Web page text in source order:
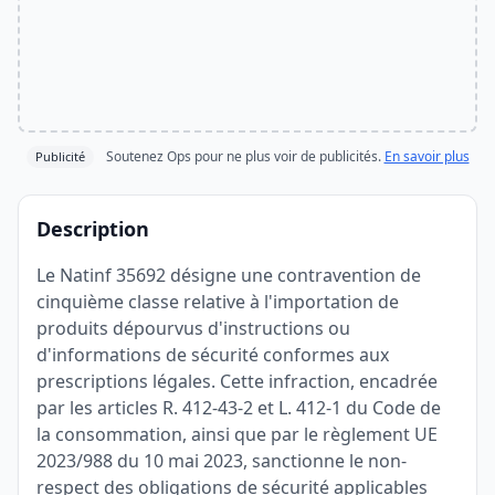
Publicité Soutenez Ops pour ne plus voir de publicités. En savoir plus
Description
Le Natinf 35692 désigne une contravention de
cinquième classe relative à l'importation de
produits dépourvus d'instructions ou
d'informations de sécurité conformes aux
prescriptions légales. Cette infraction, encadrée
par les articles R. 412-43-2 et L. 412-1 du Code de
la consommation, ainsi que par le règlement UE
2023/988 du 10 mai 2023, sanctionne le non-
respect des obligations de sécurité applicables